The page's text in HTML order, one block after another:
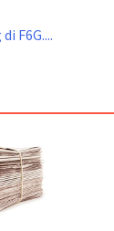
F6G....